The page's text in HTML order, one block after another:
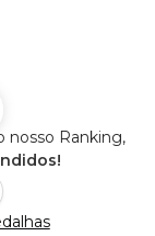
nosso Ranking,